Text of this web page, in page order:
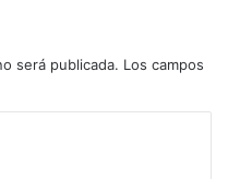
será publicada. Los campos